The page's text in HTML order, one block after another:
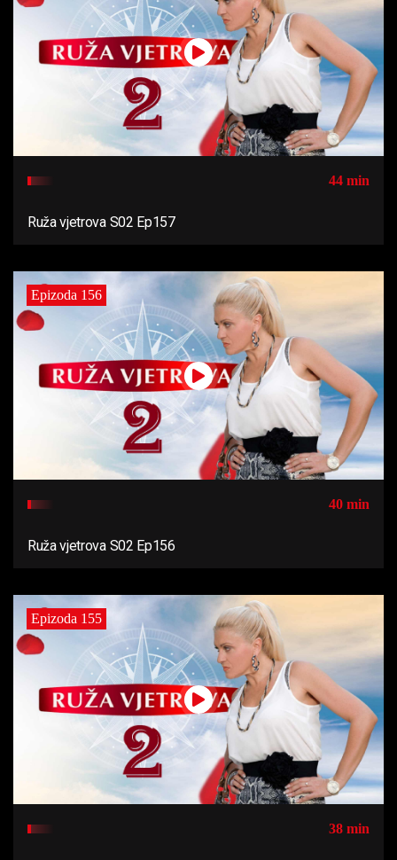
44 min
Ruža vjetrova S02 Ep157
Epizoda 156
40 min
Ruža vjetrova S02 Ep156
Epizoda 155
38 min